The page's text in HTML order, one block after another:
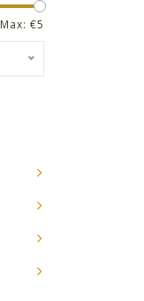
Max: €5